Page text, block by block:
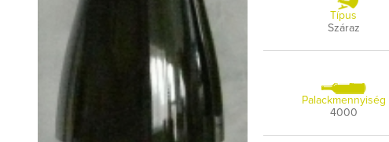
Típus
Száraz
Palackmennyiség
4000